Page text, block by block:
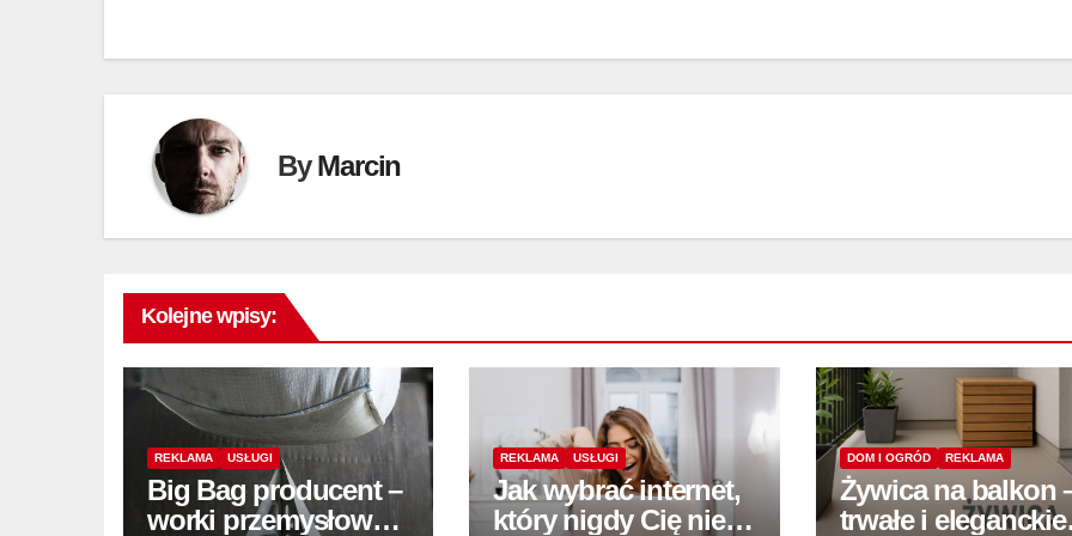
ByMarcin
Kolejne wpisy:
REKLAMA USŁUGI
Big Bag producent –
worki przemysłowe
REKLAMA USŁUGI
Jak wybrać internet,
który nigdy Cię nie
DOM I OGRÓD REKLAMA
Żywica na balkon
trwałe i eleganckie